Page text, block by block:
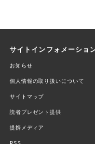
サイトインフォメーショ
お知らせ
個人情報の取り扱いについて
サイトマップ
読者プレゼント提供
提携メディア